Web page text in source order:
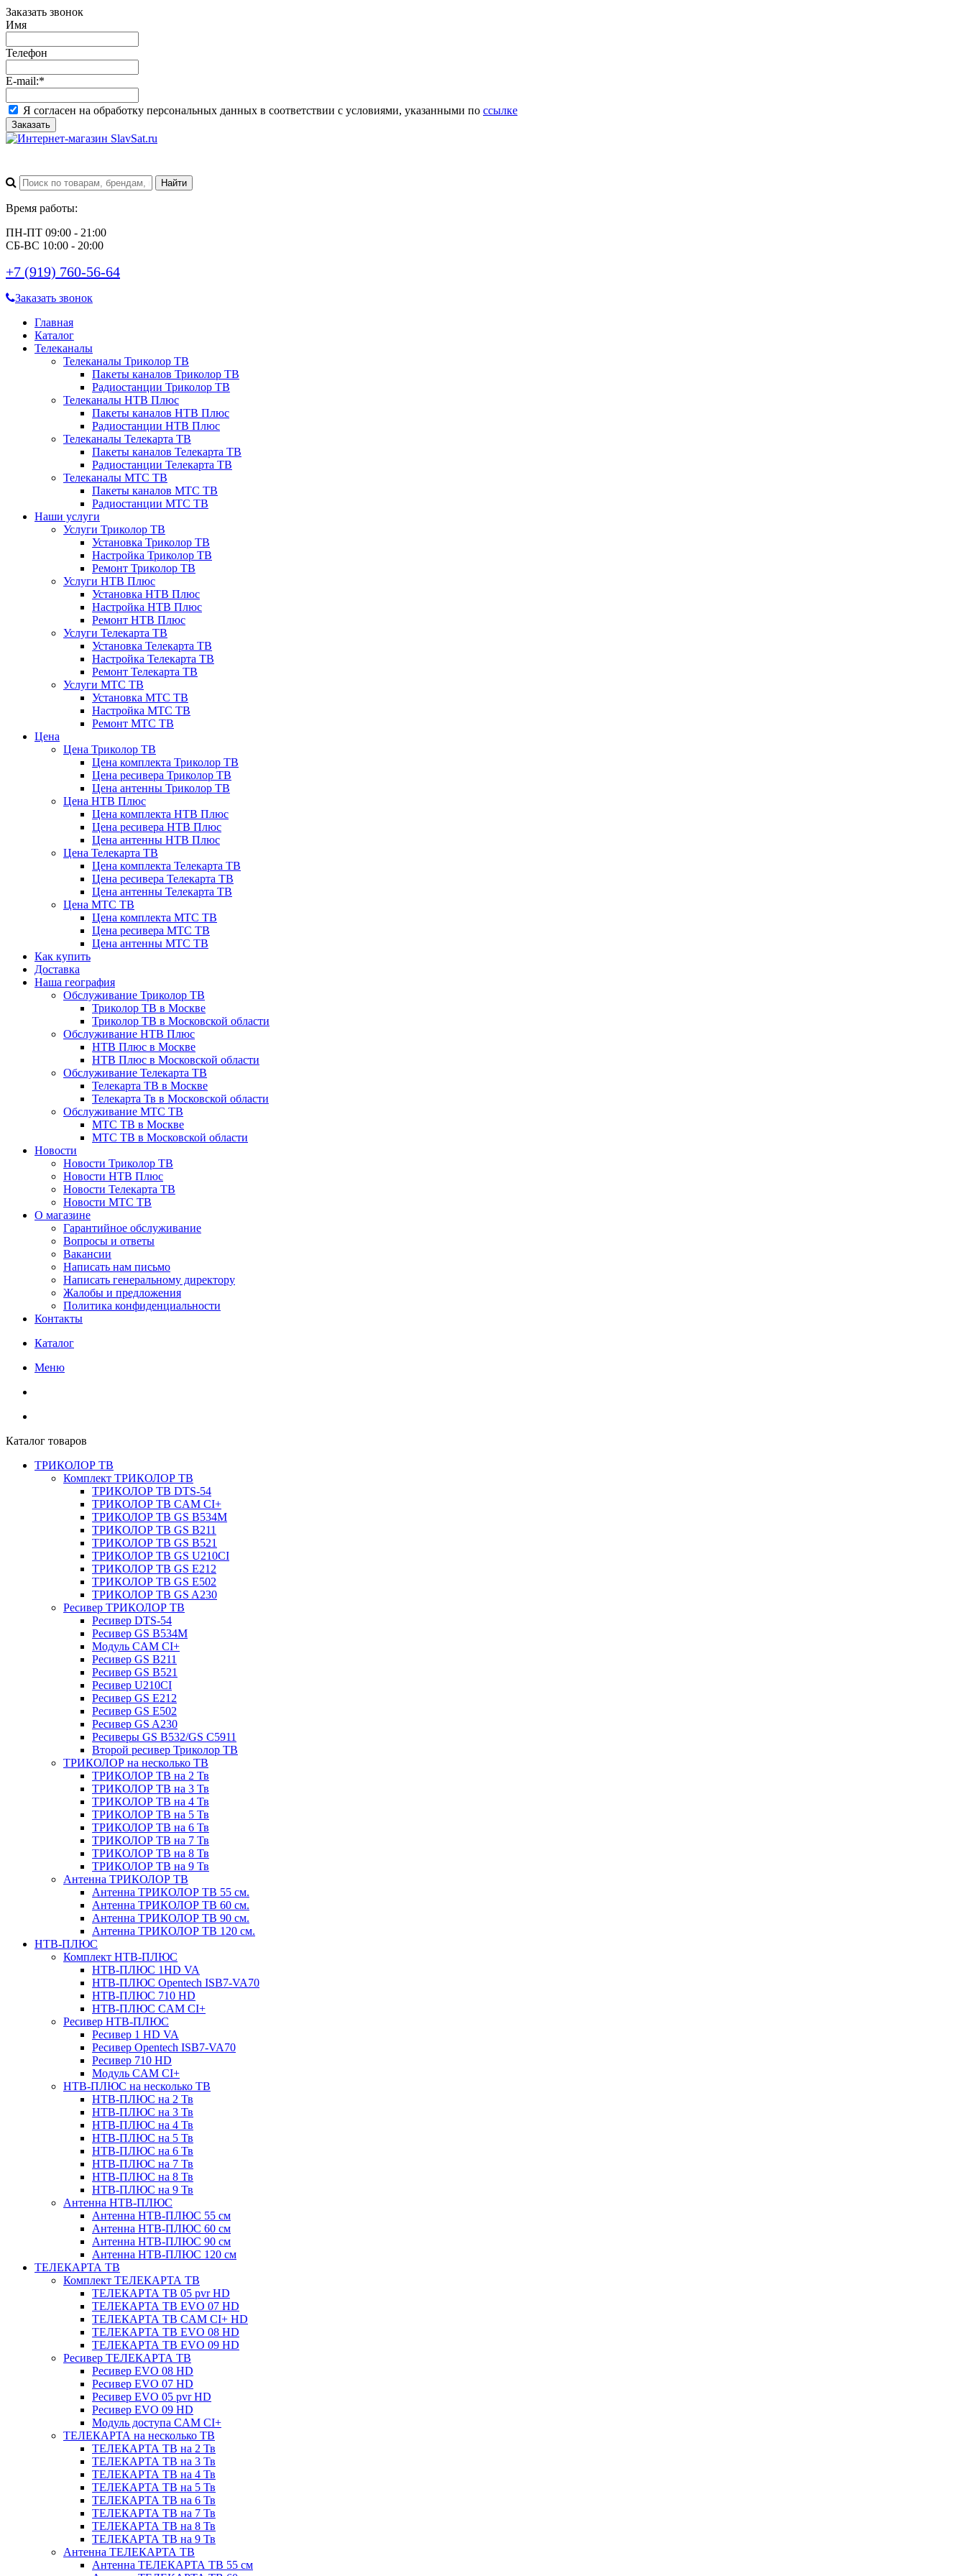
Заказать звонок
Имя
Телефон
E-mail:*
Я согласен на обработку персональных данных в соответствии с условиями, указанными по ссылке
Заказать
Время работы:
ПН-ПТ 09:00 - 21:00
СБ-ВС 10:00 - 20:00
+7 (919) 760-56-64
Заказать звонок
Главная
Каталог
Телеканалы
Телеканалы Триколор ТВ
Пакеты каналов Триколор ТВ
Радиостанции Триколор ТВ
Телеканалы НТВ Плюс
Пакеты каналов НТВ Плюс
Радиостанции НТВ Плюс
Телеканалы Телекарта ТВ
Пакеты каналов Телекарта ТВ
Радиостанции Телекарта ТВ
Телеканалы МТС ТВ
Пакеты каналов МТС ТВ
Радиостанции МТС ТВ
Наши услуги
Услуги Триколор ТВ
Установка Триколор ТВ
Настройка Триколор ТВ
Ремонт Триколор ТВ
Услуги НТВ Плюс
Установка НТВ Плюс
Настройка НТВ Плюс
Ремонт НТВ Плюс
Услуги Телекарта ТВ
Установка Телекарта ТВ
Настройка Телекарта ТВ
Ремонт Телекарта ТВ
Услуги МТС ТВ
Установка МТС ТВ
Настройка МТС ТВ
Ремонт МТС ТВ
Цена
Цена Триколор ТВ
Цена комплекта Триколор ТВ
Цена ресивера Триколор ТВ
Цена антенны Триколор ТВ
Цена НТВ Плюс
Цена комплекта НТВ Плюс
Цена ресивера НТВ Плюс
Цена антенны НТВ Плюс
Цена Телекарта ТВ
Цена комплекта Телекарта ТВ
Цена ресивера Телекарта ТВ
Цена антенны Телекарта ТВ
Цена МТС ТВ
Цена комплекта МТС ТВ
Цена ресивера МТС ТВ
Цена антенны МТС ТВ
Как купить
Доставка
Наша география
Обслуживание Триколор ТВ
Триколор ТВ в Москве
Триколор ТВ в Московской области
Обслуживание НТВ Плюс
НТВ Плюс в Москве
НТВ Плюс в Московской области
Обслуживание Телекарта ТВ
Телекарта ТВ в Москве
Телекарта Тв в Московской области
Обслуживание МТС ТВ
МТС ТВ в Москве
МТС ТВ в Московской области
Новости
Новости Триколор ТВ
Новости НТВ Плюс
Новости Телекарта ТВ
Новости МТС ТВ
О магазине
Гарантийное обслуживание
Вопросы и ответы
Вакансии
Написать нам письмо
Написать генеральному директору
Жалобы и предложения
Политика конфиденциальности
Контакты
Каталог
Меню
Каталог товаров
ТРИКОЛОР ТВ
Комплект ТРИКОЛОР ТВ
ТРИКОЛОР ТВ DTS-54
ТРИКОЛОР ТВ CAM CI+
ТРИКОЛОР ТВ GS B534M
ТРИКОЛОР ТВ GS B211
ТРИКОЛОР ТВ GS B521
ТРИКОЛОР ТВ GS U210CI
ТРИКОЛОР ТВ GS E212
ТРИКОЛОР ТВ GS E502
ТРИКОЛОР ТВ GS A230
Ресивер ТРИКОЛОР ТВ
Ресивер DTS-54
Ресивер GS B534M
Модуль CAM CI+
Ресивер GS B211
Ресивер GS B521
Ресивер U210CI
Ресивер GS E212
Ресивер GS E502
Ресивер GS A230
Ресиверы GS B532/GS C5911
Второй ресивер Триколор ТВ
ТРИКОЛОР на несколько ТВ
ТРИКОЛОР ТВ на 2 Тв
ТРИКОЛОР ТВ на 3 Тв
ТРИКОЛОР ТВ на 4 Тв
ТРИКОЛОР ТВ на 5 Тв
ТРИКОЛОР ТВ на 6 Тв
ТРИКОЛОР ТВ на 7 Тв
ТРИКОЛОР ТВ на 8 Тв
ТРИКОЛОР ТВ на 9 Тв
Антенна ТРИКОЛОР ТВ
Антенна ТРИКОЛОР ТВ 55 см.
Антенна ТРИКОЛОР ТВ 60 см.
Антенна ТРИКОЛОР ТВ 90 см.
Антенна ТРИКОЛОР ТВ 120 см.
НТВ-ПЛЮС
Комплект НТВ-ПЛЮС
НТВ-ПЛЮС 1HD VA
НТВ-ПЛЮС Opentech ISB7-VA70
НТВ-ПЛЮС 710 HD
НТВ-ПЛЮС CAM CI+
Ресивер НТВ-ПЛЮС
Ресивер 1 HD VA
Ресивер Opentech ISB7-VA70
Ресивер 710 HD
Модуль CAM CI+
НТВ-ПЛЮС на несколько ТВ
НТВ-ПЛЮС на 2 Тв
НТВ-ПЛЮС на 3 Тв
НТВ-ПЛЮС на 4 Тв
НТВ-ПЛЮС на 5 Тв
НТВ-ПЛЮС на 6 Тв
НТВ-ПЛЮС на 7 Тв
НТВ-ПЛЮС на 8 Тв
НТВ-ПЛЮС на 9 Тв
Антенна НТВ-ПЛЮС
Антенна НТВ-ПЛЮС 55 см
Антенна НТВ-ПЛЮС 60 см
Антенна НТВ-ПЛЮС 90 см
Антенна НТВ-ПЛЮС 120 см
ТЕЛЕКАРТА ТВ
Комплект ТЕЛЕКАРТА ТВ
ТЕЛЕКАРТА ТВ 05 pvr HD
ТЕЛЕКАРТА ТВ EVO 07 HD
ТЕЛЕКАРТА ТВ CAM CI+ HD
ТЕЛЕКАРТА ТВ EVO 08 HD
ТЕЛЕКАРТА ТВ EVO 09 HD
Ресивер ТЕЛЕКАРТА ТВ
Ресивер EVO 08 HD
Ресивер EVO 07 HD
Ресивер EVO 05 pvr HD
Ресивер EVO 09 HD
Модуль доступа CAM CI+
ТЕЛЕКАРТА на несколько ТВ
ТЕЛЕКАРТА ТВ на 2 Тв
ТЕЛЕКАРТА ТВ на 3 Тв
ТЕЛЕКАРТА ТВ на 4 Тв
ТЕЛЕКАРТА ТВ на 5 Тв
ТЕЛЕКАРТА ТВ на 6 Тв
ТЕЛЕКАРТА ТВ на 7 Тв
ТЕЛЕКАРТА ТВ на 8 Тв
ТЕЛЕКАРТА ТВ на 9 Тв
Антенна ТЕЛЕКАРТА ТВ
Антенна ТЕЛЕКАРТА ТВ 55 см